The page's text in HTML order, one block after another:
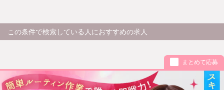
この条件で検索している人におすすめの求人
まとめて応募